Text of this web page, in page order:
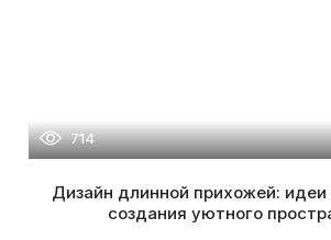
714
Дизайн длинной прихожей: идеи
создания уютного